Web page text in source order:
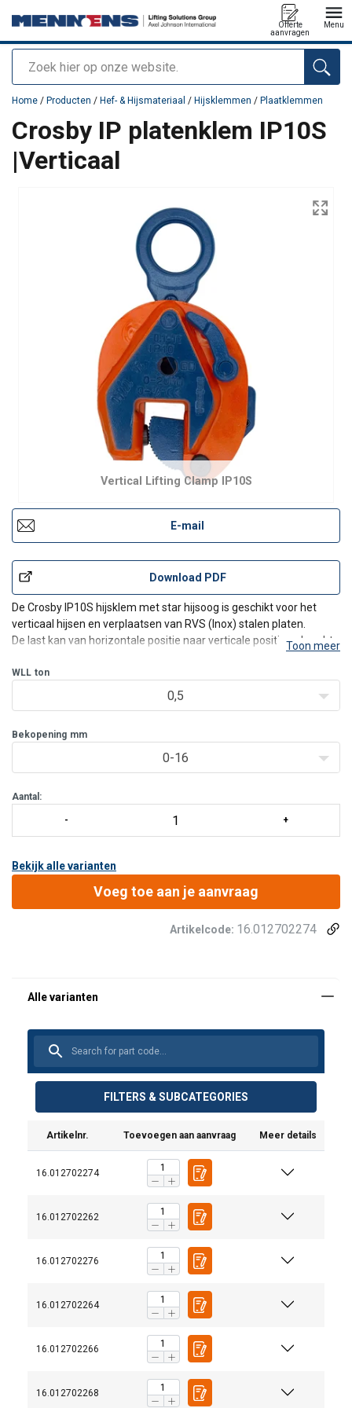
Zoeken
Offerte
aanvragen
Menu
toegevoegd aan uw offerte
Home / Producten / Hef- & Hijsmateriaal / Hijsklemmen / Plaatklemmen
Crosby IP platenklem IP10S
|Verticaal
Vertical Lifting Clamp IP10S
E-mail
Download PDF
De Crosby IP10S hijsklem met star hijsoog is geschikt voor het
verticaal hijsen en verplaatsen van RVS (Inox) stalen platen.
De last kan van horizontale positie naar verticale positie gebracht
plaatklem gebruikt maar in combinatie
Toon meer
WLL ton
0,5
Bekopening mm
0-16
Aantal:
Bekijk alle varianten
Voeg toe aan je aanvraag
Artikelcode: 16.012702274
FILTERS & SUBCATEGORIES
Artikelnr. Toevoegen aan aanvraag Meer details
16.012702274
16.012702262
16.012702276
16.012702264
16.012702266
16.012702268
Gebruikershandleiding:
Crosby-IPU10-User-Manual-ML-3.pdf